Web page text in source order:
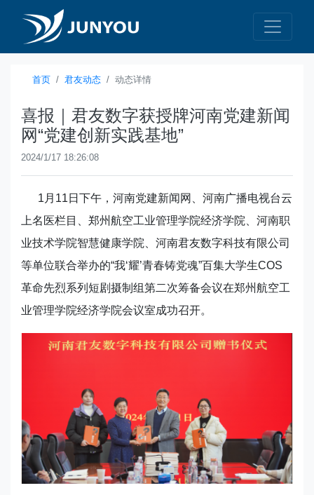
首页 君友动态 动态详情
喜报｜君友数字获授牌河南党建新闻
网“党建创新实践基地”
2024/1/17 18:26:08
1月11日下午，河南党建新闻网、河南广播电视台云
上名医栏目、郑州航空工业管理学院经济学院、河南职
业技术学院智慧健康学院、河南君友数字科技有限公司
等单位联合举办的“我‘耀’青春铸党魂”百集大学生COS
革命先烈系列短剧摄制组第二次筹备会议在郑州航空工
业管理学院经济学院会议室成功召开。